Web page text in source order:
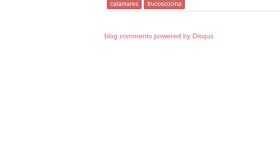
calamares trucoscocina
blog comments powered by Disqus